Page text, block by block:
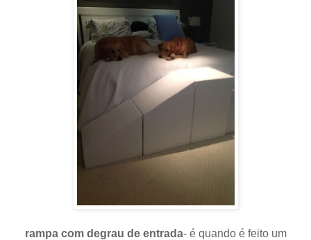
rampa com degrau de entrada- é quando é feito um